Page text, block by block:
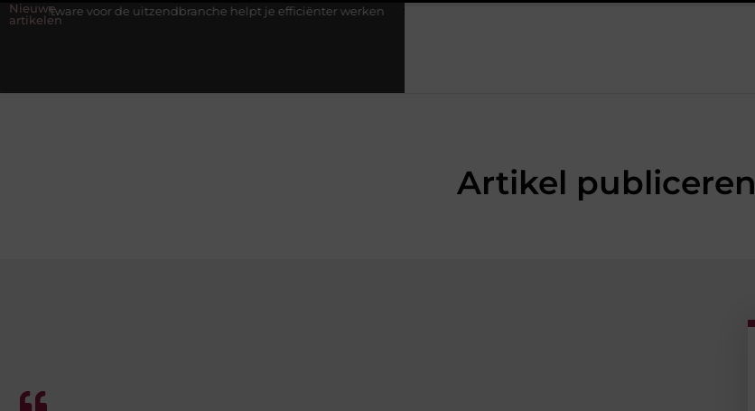
Nieuwe
artikelen
voor de uitzendbranche helpt je efficiënter werken Stijlvolle heren sneakers voor een sportieve lifestyle
Artikel publiceren